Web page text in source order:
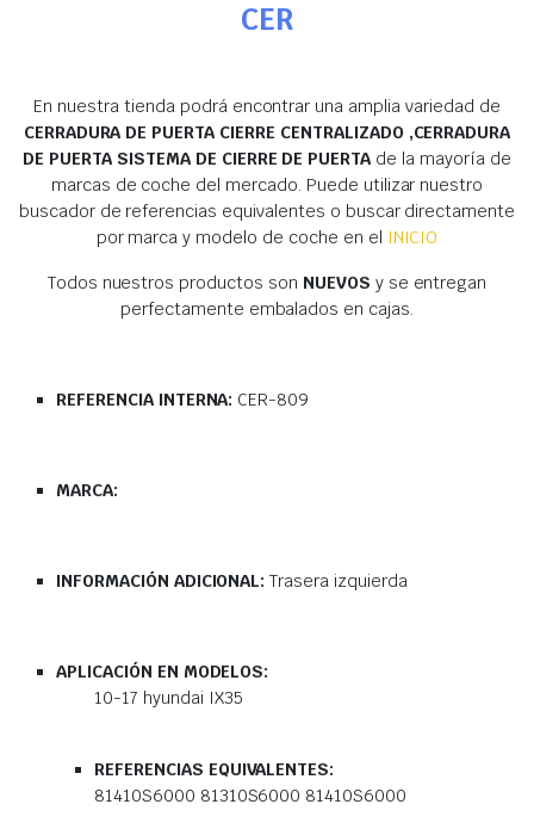
CER
En nuestra tienda podrá encontrar una amplia variedad de
CERRADURA DE PUERTA CIERRE CENTRALIZADO ,CERRADURA
DE PUERTA SISTEMA DE CIERRE DE PUERTA de la mayoría de
marcas de coche del mercado. Puede utilizar nuestro
buscador de referencias equivalentes o buscar directamente
por marca y modelo de coche en el INICIO
Todos nuestros productos son NUEVOS y se entregan
perfectamente embalados en cajas.
REFERENCIA INTERNA: CER-809
MARCA:
INFORMACIÓN ADICIONAL:Trasera izquierda
APLICACIÓN EN MODELOS:
10-17 hyundai IX35
REFERENCIAS EQUIVALENTES:
81410S6000 81310S6000 81410S6000